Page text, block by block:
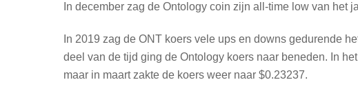
In december zag de Ontology coin zijn all-time low van het
In 2019 zag de ONT koers vele ups en downs gedurende
deel van de tijd ging de Ontology koers naar beneden. In
maar in maart zakte de koers weer naar $0.23237.